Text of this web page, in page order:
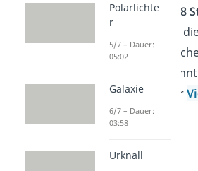
Insgesamt gibt es
88
sind als
sieh dir gerne unser
Sternbildern an!
Polarlichte
r
5/7 – Dauer:
05:02
Galaxie
6/7 – Dauer:
03:58
Urknall